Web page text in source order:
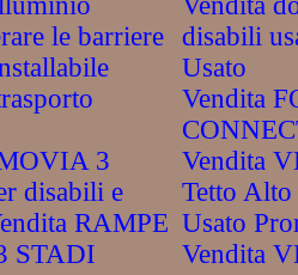
le barriere
3
disabili e
RAMPE
STADI
disabili
Usato
Vendita
Vendita
Tetto
Usato
Vendita